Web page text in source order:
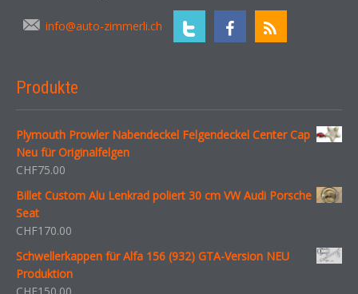
info@auto-zimmerli.ch
Produkte
Plymouth Prowler Nabendeckel Felgendeckel Center Cap
Neu für Originalfelgen
CHF75.00
Billet Custom Alu Lenkrad poliert 30 cm VW Audi Porsche
Seat
CHF170.00
Schwellerkappen für Alfa 156 (932) GTA-Version NEU
Produktion